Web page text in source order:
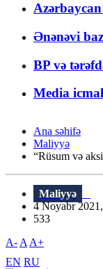
Ənənəvi
BP və
Media
Ana səhifə
Maliyyə
“Rüsum və
Maliyyə
4 Noyabr
533
A- A A+
EN RU